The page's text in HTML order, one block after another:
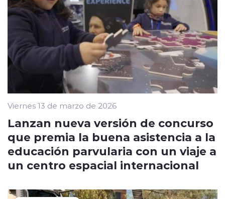
Viernes 13 de marzo de 2026
Lanzan nueva versión de concurso
que premia la buena asistencia a la
educación parvularia con un viaje a
un centro espacial internacional